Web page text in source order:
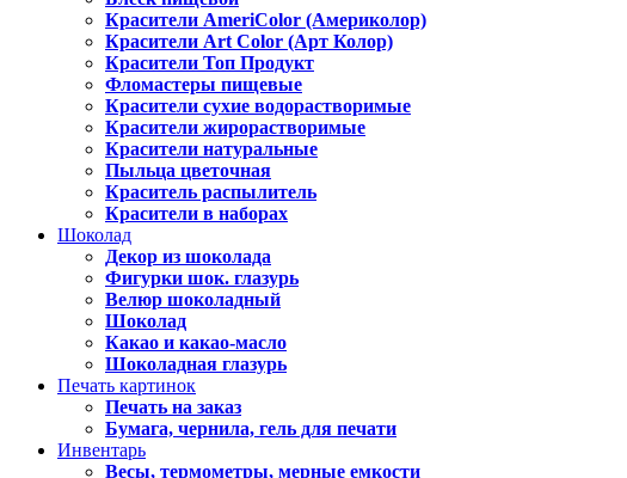
Красители AmeriColor (Америколор)
Красители Art Color (Арт Колор)
Красители Топ Продукт
Фломастеры пищевые
Красители сухие водорастворимые
Красители жирорастворимые
Красители натуральные
Пыльца цветочная
Краситель распылитель
Красители в наборах
Шоколад
Декор из шоколада
Фигурки шок. глазурь
Велюр шоколадный
Шоколад
Какао и какао-масло
Шоколадная глазурь
Печать картинок
Печать на заказ
Бумага, чернила, гель для печати
Инвентарь
Весы, термометры, мерные емкости